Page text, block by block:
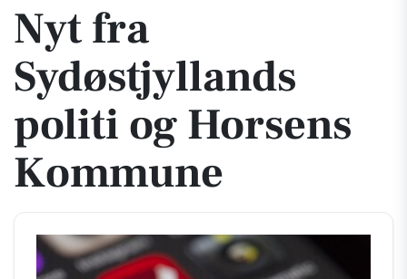
Nyt fra
Sydøstjyllands
politi og Horsens
Kommune